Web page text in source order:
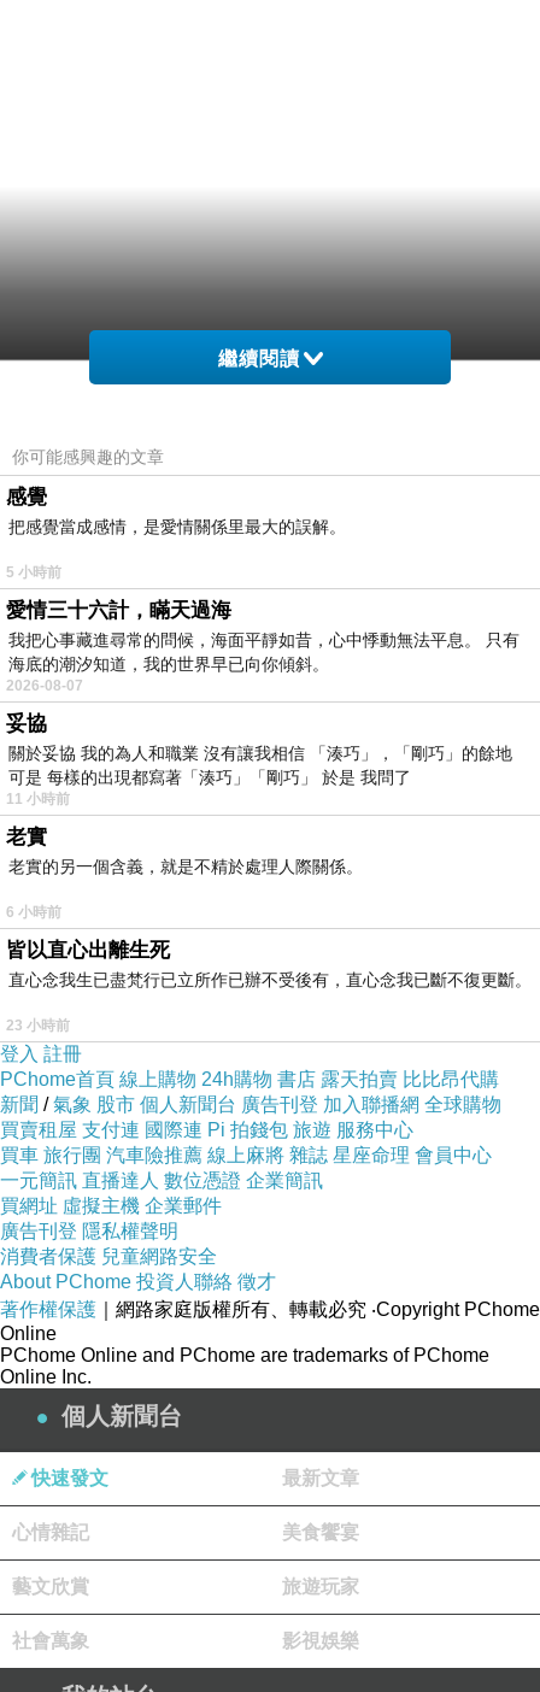
繼續閱讀
你可能感興趣的文章
感覺
把感覺當成感情，是愛情關係里最大的誤解。
5 小時前
愛情三十六計，瞞天過海
我把心事藏進尋常的問候，海面平靜如昔，心中悸動無法平息。 只有
海底的潮汐知道，我的世界早已向你傾斜。
2026-08-07
妥協
關於妥協 我的為人和職業 沒有讓我相信 「湊巧」，「剛巧」的餘地
可是 每樣的出現都寫著「湊巧」「剛巧」 於是 我問了
11 小時前
老實
老實的另一個含義，就是不精於處理人際關係。
6 小時前
皆以直心出離生死
直心念我生已盡梵行已立所作已辦不受後有，直心念我已斷不復更斷。
23 小時前
登入 註冊
PChome首頁 線上購物 24h購物 書店 露天拍賣 比比昂代購
新聞 /氣象 股市 個人新聞台 廣告刊登 加入聯播網 全球購物
買賣租屋 支付連 國際連 Pi 拍錢包 旅遊 服務中心
買車 旅行團 汽車險推薦 線上麻將 雜誌 星座命理 會員中心
一元簡訊 直播達人 數位憑證 企業簡訊
買網址 虛擬主機 企業郵件
廣告刊登 隱私權聲明
消費者保護 兒童網路安全
About PChome 投資人聯絡 徵才
著作權保護 ｜網路家庭版權所有、轉載必究 ‧Copyright PChome
Online
PChome Online and PChome are trademarks of PChome
Online Inc.
個人新聞台
快速發文 最新文章
心情雜記 美食饗宴
藝文欣賞 旅遊玩家
社會萬象 影視娛樂